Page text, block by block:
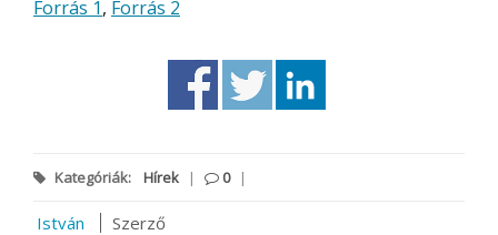
Forrás 1, Forrás 2
Kategóriák: Hírek | 0 |
István
Szerző